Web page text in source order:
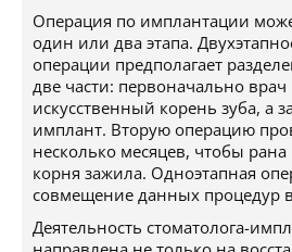
Операция по имплантации
один или два этапа.
операции предполагает
две части: первоначально
искусственный корень зуба, а
имплант. Вторую операцию
несколько месяцев, чтобы рана
корня зажила. Одноэтапная
совмещение данных процедур
Деятельность стоматолога-